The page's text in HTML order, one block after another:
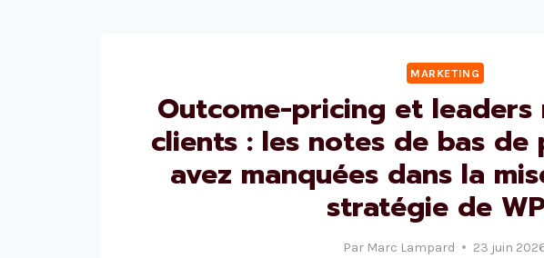
MARKETING
Outcome-pricing et leaders
clients : les notes de bas de
avez manquées dans la
stratégie de
Par Marc Lampard 23 juin